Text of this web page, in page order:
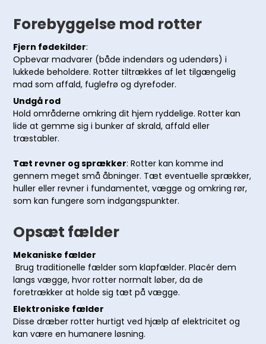
Forebyggelse mod rotter
Fjern fødekilder:
Opbevar madvarer (både indendørs og udendørs) i
lukkede beholdere. Rotter tiltrækkes af let tilgængelig
mad som affald, fuglefrø og dyrefoder.
Undgå rod
Hold områderne omkring dit hjem ryddelige. Rotter kan
lide at gemme sig i bunker af skrald, affald eller
træstabler.
Tæt revner og sprækker: Rotter kan komme ind
gennem meget små åbninger. Tæt eventuelle sprækker,
huller eller revner i fundamentet, vægge og omkring rør,
som kan fungere som indgangspunkter.
Opsæt fælder
Mekaniske fælder
Brug traditionelle fælder som klapfælder. Placér dem
langs vægge, hvor rotter normalt løber, da de
foretrækker at holde sig tæt på vægge.
Elektroniske fælder
Disse dræber rotter hurtigt ved hjælp af elektricitet og
kan være en humanere løsning.